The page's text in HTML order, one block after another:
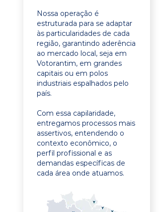
Nossa operação é
estruturada para se adaptar
às particularidades de cada
região, garantindo aderência
ao mercado local, seja em
Votorantim, em grandes
capitais ou em polos
industriais espalhados pelo
país.
Com essa capilaridade,
entregamos processos mais
assertivos, entendendo o
contexto econômico, o
perfil profissional e as
demandas específicas de
cada área onde atuamos.